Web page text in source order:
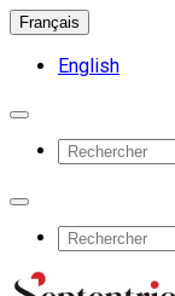
Français
English